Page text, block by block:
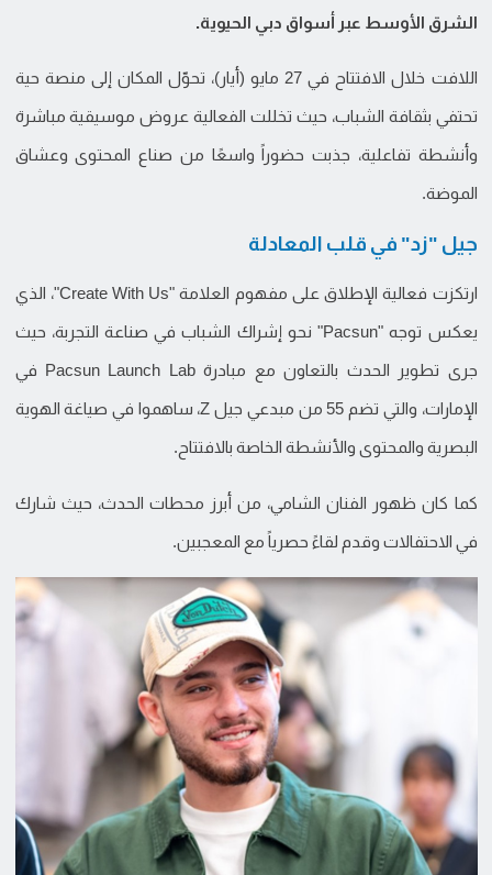
الشرق الأوسط عبر أسواق دبي الحيوية.
اللافت خلال الافتتاح في 27 مايو (أيار)، تحوّل المكان إلى منصة حية
تحتفي بثقافة الشباب، حيث تخللت الفعالية عروض موسيقية مباشرة
وأنشطة تفاعلية، جذبت حضوراً واسعًا من صناع المحتوى وعشاق
الموضة.
جيل "زد" في قلب المعادلة
ارتكزت فعالية الإطلاق على مفهوم العلامة "Create With Us"، الذي
يعكس توجه "Pacsun" نحو إشراك الشباب في صناعة التجربة، حيث
جرى تطوير الحدث بالتعاون مع مبادرة Pacsun Launch Lab في
الإمارات، والتي تضم 55 من مبدعي جيل Z، ساهموا في صياغة الهوية
البصرية والمحتوى والأنشطة الخاصة بالافتتاح.
كما كان ظهور الفنان الشامي، من أبرز محطات الحدث، حيث شارك
في الاحتفالات وقدم لقاءً حصرياً مع المعجبين.